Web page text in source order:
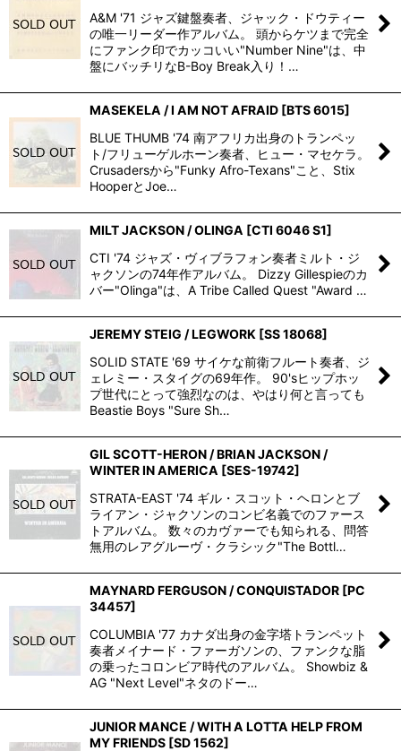
A&M '71 ジャズ鍵盤奏者、ジャック・ドウティー
の唯一リーダー作アルバム。 頭からケツまで完全
にファンク印でカッコいい"Number Nine"は、中
盤にバッチリなB-Boy Break入り！…
MASEKELA / I AM NOT AFRAID [BTS 6015]
BLUE THUMB '74 南アフリカ出身のトランペッ
ト/フリューゲルホーン奏者、ヒュー・マセケラ。
Crusadersから"Funky Afro-Texans"こと、Stix
HooperとJoe…
MILT JACKSON / OLINGA [CTI 6046 S1]
CTI '74 ジャズ・ヴィブラフォン奏者ミルト・ジ
ャクソンの74年作アルバム。 Dizzy Gillespieのカ
バー"Olinga"は、A Tribe Called Quest "Award …
JEREMY STEIG / LEGWORK [SS 18068]
SOLID STATE '69 サイケな前衛フルート奏者、ジ
ェレミー・スタイグの69年作。 90'sヒップホッ
プ世代にとって強烈なのは、やはり何と言っても
Beastie Boys "Sure Sh…
GIL SCOTT-HERON / BRIAN JACKSON /
WINTER IN AMERICA [SES-19742]
STRATA-EAST '74 ギル・スコット・ヘロンとブ
ライアン・ジャクソンのコンビ名義でのファース
トアルバム。 数々のカヴァーでも知られる、問答
無用のレアグルーヴ・クラシック"The Bottl…
MAYNARD FERGUSON / CONQUISTADOR [PC
34457]
COLUMBIA '77 カナダ出身の金字塔トランペット
奏者メイナード・ファーガソンの、ファンクな脂
の乗ったコロンビア時代のアルバム。 Showbiz &
AG "Next Level"ネタのドー…
JUNIOR MANCE / WITH A LOTTA HELP FROM
MY FRIENDS [SD 1562]